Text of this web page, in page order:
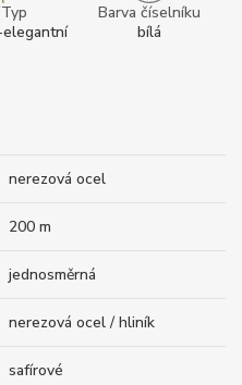
Barva číselníku
bílá
nerezová ocel
200 m
jednosměrná
nerezová ocel / hliník
safírové